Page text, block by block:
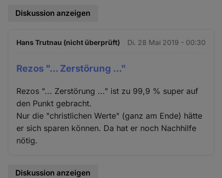
Diskussion anzeigen
Hans Trutnau (nicht überprüft) Di. 28 Mai 2019 - 00:30
Rezos "... Zerstörung ..."
Rezos "... Zerstörung ..." ist zu 99,9 % super auf
den Punkt gebracht.
Nur die "christlichen Werte" (ganz am Ende) hätte
er sich sparen können. Da hat er noch Nachhilfe
nötig.
Diskussion anzeigen